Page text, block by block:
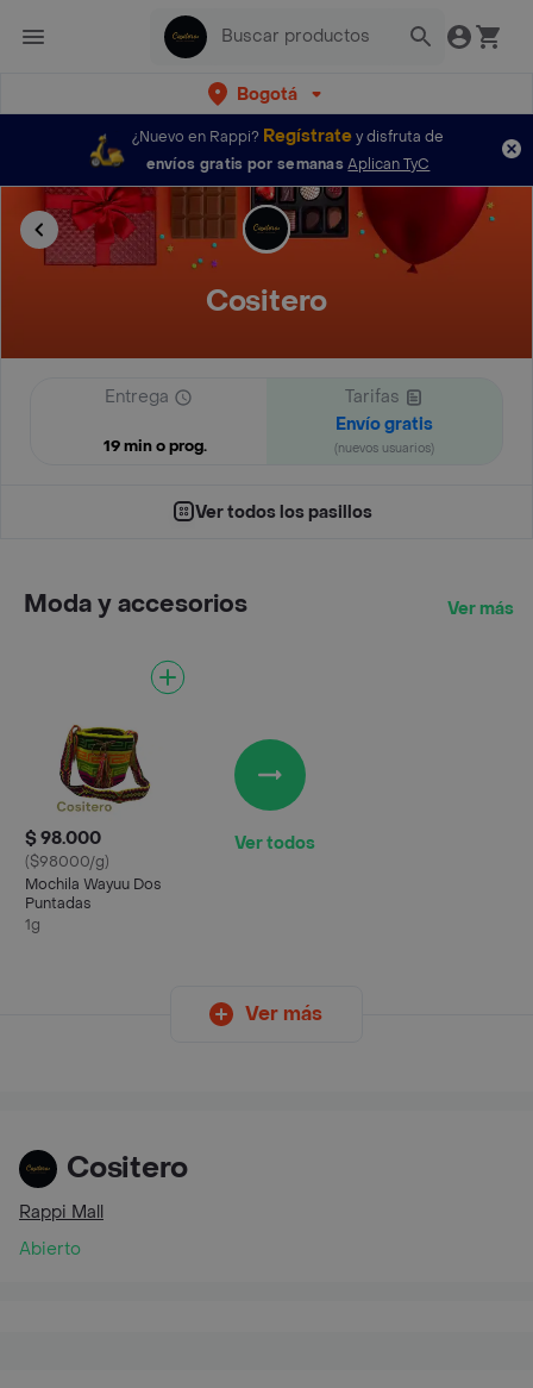
Bogotá
¿Nuevo en Rappi? Regístratey disfruta de
envíos gratis por semanas Aplican TyC
Cositero
Entrega
19 min o prog.
Tarifas
Envío gratis
(nuevos usuarios)
Ver todos los pasillos
Moda y accesorios Ver más
$ 98.000
($98000/g)
Mochila Wayuu Dos
Puntadas
1g
Ver todos
Ver más
Cositero
Rappi Mall
Abierto